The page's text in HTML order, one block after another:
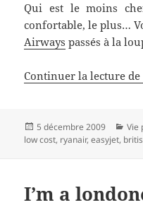
Qui est le moins
confortable, le plus…
Airways passés à la
Continuer la lecture de
Publié
le
5 décembre 2009 Vie
low cost, ryanair,easyjet,
I’m a